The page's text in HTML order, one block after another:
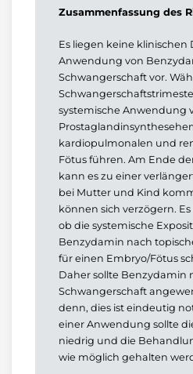
Zusammenfassung des
Es liegen keine klinischen
Anwendung von
Schwangerschaft vor.
systemische Anwendung
kardiopulmonalen und
Fötus führen. Am Ende
kann es zu einer
bei Mutter und Kind
können sich verzögern.
ob die systemische
Benzydamin nach
für einen Embryo/Fötus
Daher sollte Benzydamin
Schwangerschaft
denn, dies ist eindeutig
einer Anwendung sollte
niedrig und die
wie möglich gehalten